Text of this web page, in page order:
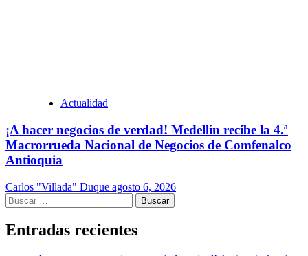
Actualidad
¡A hacer negocios de verdad! Medellín recibe la 4.ª
Macrorrueda Nacional de Negocios de Comfenalco
Antioquia
Carlos "Villada" Duque agosto 6, 2026
Buscar:
Entradas recientes